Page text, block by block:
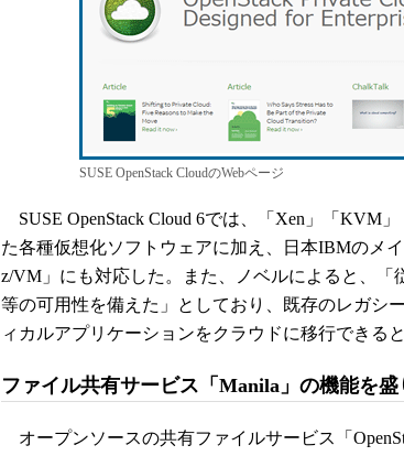
SUSE OpenStack CloudのWebページ
SUSE OpenStack Cloud 6では、「Xen」「KVM
た各種仮想化ソフトウェアに加え、日本IBMのメ
z/VM」にも対応した。また、ノベルによると、「
等の可用性を備えた」としており、既存のレガシ
ィカルアプリケーションをクラウドに移行できると
ファイル共有サービス「Manila」の機能を盛
オープンソースの共有ファイルサービス「